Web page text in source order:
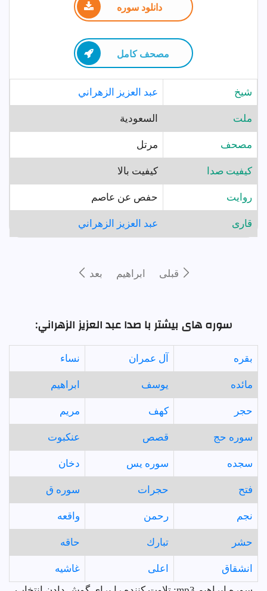
دانلود سوره
مصحف كامل
شيخ عبد العزيز الزهراني
ملت السعودية
مصحف مرتل
کیفیت صدا کیفیت بالا
روايت حفص عن عاصم
قارى عبد العزيز الزهراني
قبلى ابراهيم بعد
سوره های بیشتر با صدا عبد العزيز الزهراني:
بقره آل عمران نساء
مائده يوسف ابراهيم
حجر كهف مريم
سوره حج قصص عنكبوت
سجده سوره يس دخان
فتح حجرات سوره ق
نجم رحمن واقعه
حشر تبارك حاقه
انشقاق اعلى
غاشيه